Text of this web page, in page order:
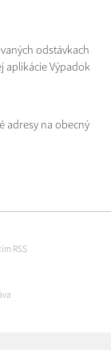
odstávkach
aplikácie Výpadok
adresy na obecný
RSS